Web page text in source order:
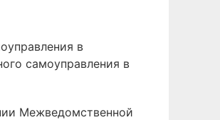
в
самоуправления в
Межведомственной